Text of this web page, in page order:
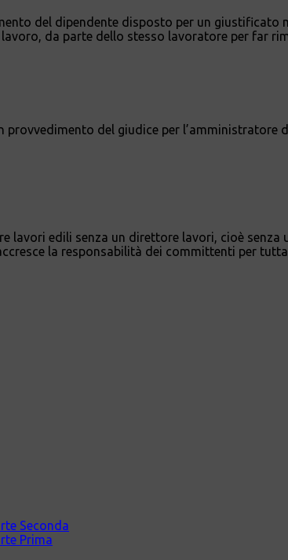
del dipendente disposto per un
da parte dello stesso lavoratore per far
provvedimento del giudice per
lavori edili senza un direttore lavori, cioè
la responsabilità dei committenti per
Seconda
Prima